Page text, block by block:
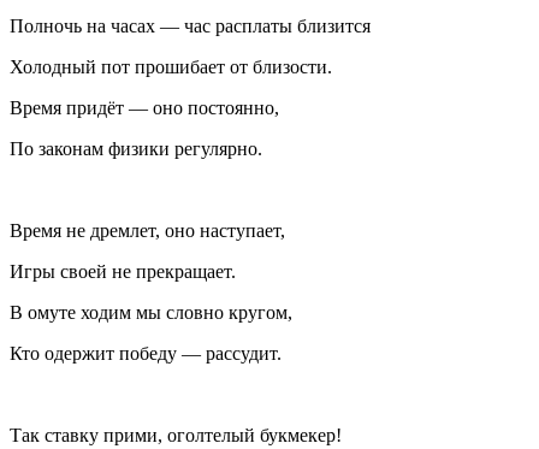
Полночь на часах — час расплаты близится
Холодный пот прошибает от близости.
Время придёт — оно постоянно,
По законам физики регулярно.
Время не дремлет, оно наступает,
Игры своей не прекращает.
В омуте ходим мы словно кругом,
Кто одержит победу — рассудит.
Так ставку прими, оголтелый букмекер!